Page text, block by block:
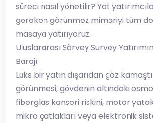
süreci nasıl yönetilir? Yat
gereken görünmez mimariyi tüm
masaya yatırıyoruz.
​Uluslararası Sörvey Survey
Barajı
​Lüks bir yatın dışarıdan göz
görünmesi, gövdenin altındaki
fiberglas kanseri riskini, motor
mikro çatlakları veya elektronik